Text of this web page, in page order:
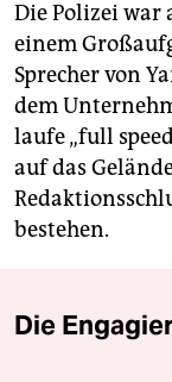
Die Polizei war
einem
Sprecher von
dem
laufe „full
auf das
bestehen.
Die